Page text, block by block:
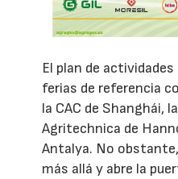
El plan de
ferias de referencia
la CAC de Shanghái,
Agritechnica de
Antalya. No obstante,
más allá y abre la